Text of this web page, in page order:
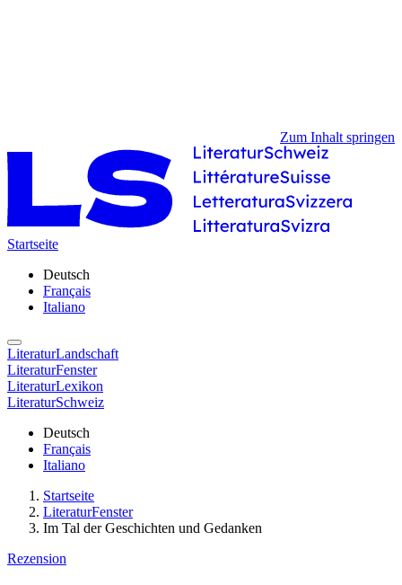
Zum Inhalt springen
Startseite
Deutsch
Français
Italiano
LiteraturLandschaft
LiteraturFenster
LiteraturLexikon
LiteraturSchweiz
Deutsch
Français
Italiano
Startseite
LiteraturFenster
Im Tal der Geschichten und Gedanken
Rezension